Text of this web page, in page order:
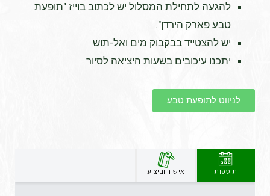
להגעה לתחילת המסלול יש לכתוב בוייז "תופעת
טבע פארק הירדן".
יש להצטייד בבקבוק מים ואל-תוש
יתכנו עיכובים בשעות היציאה לסיור
לניווט לתופעת טבע